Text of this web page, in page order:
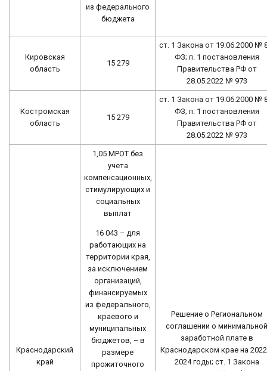
из федерального
бюджета
Кировская
область
15 279
ст. 1 Закона от 19.06.2000 №
ФЗ; п. 1 постановления
Правительства РФ от
28.05.2022 № 973
Костромская
область
15 279
ст. 1 Закона от 19.06.2000 №
ФЗ; п. 1 постановления
Правительства РФ от
28.05.2022 № 973
Краснодарский
край
1,05 МРОТ без
учета
компенсационных,
стимулирующих и
социальных
выплат
16 043 – для
работающих на
территории края,
за исключением
организаций,
финансируемых
из федерального,
краевого и
муниципальных
бюджетов, – в
размере
прожиточного
Решение о Региональном
соглашении о минимальной
заработной плате в
Краснодарском крае на
2024 годы; ст. 1 Закона